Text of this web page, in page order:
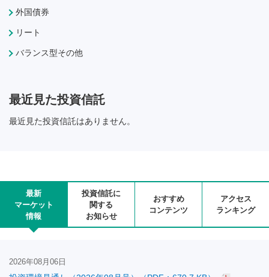
外国債券
リート
バランス型その他
最近見た投資信託
最近見た投資信託はありません。
最新
マーケット
情報
投資信託に
関する
お知らせ
おすすめ
コンテンツ
アクセス
ランキング
2026年08月06日